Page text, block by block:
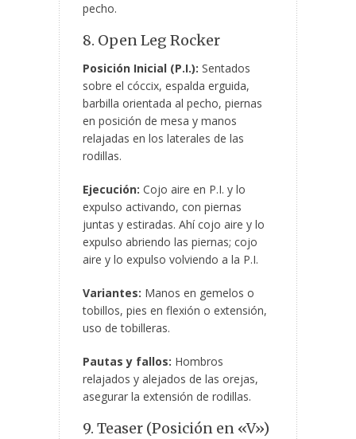
pecho.
8. Open Leg Rocker
Posición Inicial (P.I.): Sentados
sobre el cóccix, espalda erguida,
barbilla orientada al pecho, piernas
en posición de mesa y manos
relajadas en los laterales de las
rodillas.
Ejecución: Cojo aire en P.I. y lo
expulso activando, con piernas
juntas y estiradas. Ahí cojo aire y lo
expulso abriendo las piernas; cojo
aire y lo expulso volviendo a la P.I.
Variantes: Manos en gemelos o
tobillos, pies en flexión o extensión,
uso de tobilleras.
Pautas y fallos: Hombros
relajados y alejados de las orejas,
asegurar la extensión de rodillas.
9. Teaser (Posición en «V»)